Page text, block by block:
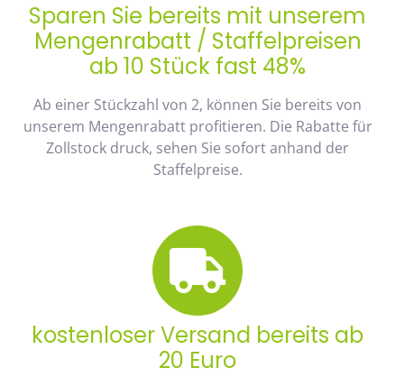
Sparen Sie bereits mit unserem
Mengenrabatt / Staffelpreisen
ab 10 Stück fast 48%
Ab einer Stückzahl von 2, können Sie bereits von
unserem Mengenrabatt profitieren. Die Rabatte für
Zollstock druck, sehen Sie sofort anhand der
Staffelpreise.
kostenloser Versand bereits ab
20 Euro